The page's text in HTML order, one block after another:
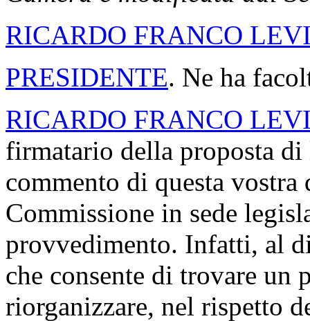
RICARDO FRANCO
PRESIDENTE. Ne ha
RICARDO FRANCO
firmatario della proposta
commento di questa
Commissione in sede
provvedimento. Infatti, al
che consente di trovare
riorganizzare, nel rispetto